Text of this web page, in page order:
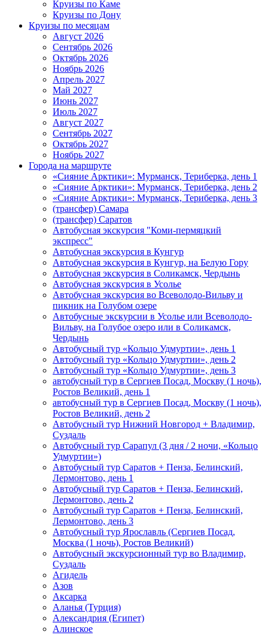
Круизы по Каме
Круизы по Дону
Круизы по месяцам
Август 2026
Сентябрь 2026
Октябрь 2026
Ноябрь 2026
Апрель 2027
Май 2027
Июнь 2027
Июль 2027
Август 2027
Сентябрь 2027
Октябрь 2027
Ноябрь 2027
Города на маршруте
«Сияние Арктики»: Мурманск, Териберка, день 1
«Сияние Арктики»: Мурманск, Териберка, день 2
«Сияние Арктики»: Мурманск, Териберка, день 3
(трансфер) Самара
(трансфер) Саратов
Автобусная экскурсия "Коми-пермяцкий
экспресс"
Автобусная экскурсия в Кунгур
Автобусная экскурсия в Кунгур, на Белую Гору
Автобусная экскурсия в Соликамск, Чердынь
Автобусная экскурсия в Усолье
Автобусная экскурсия во Всеволодо-Вильву и
пикник на Голубом озере
Автобусные экскурсии в Усолье или Всеволодо-
Вильву, на Голубое озеро или в Соликамск,
Чердынь
Автобусный тур «Кольцо Удмуртии», день 1
Автобусный тур «Кольцо Удмуртии», день 2
Автобусный тур «Кольцо Удмуртии», день 3
автобусный тур в Сергиев Посад, Москву (1 ночь),
Ростов Великий, день 1
автобусный тур в Сергиев Посад, Москву (1 ночь),
Ростов Великий, день 2
Автобусный тур Нижний Новгород + Владимир,
Суздаль
Автобусный тур Сарапул (3 дня / 2 ночи, «Кольцо
Удмуртии»)
Автобусный тур Саратов + Пенза, Белинский,
Лермонтово, день 1
Автобусный тур Саратов + Пенза, Белинский,
Лермонтово, день 2
Автобусный тур Саратов + Пенза, Белинский,
Лермонтово, день 3
Автобусный тур Ярославль (Сергиев Посад,
Москва (1 ночь), Ростов Великий)
Автобусный экскурсионный тур во Владимир,
Суздаль
Агидель
Азов
Аксарка
Аланья (Турция)
Александрия (Египет)
Алинское